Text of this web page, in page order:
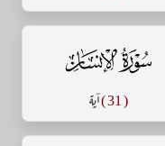
سورة الإنسان
( 31 ) آية